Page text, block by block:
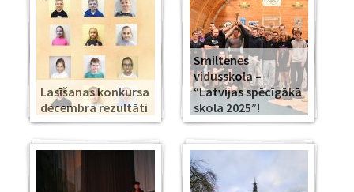
Lasīšanas konkursa
decembra rezultāti
Smiltenes
vidusskola –
“Latvijas spēcīgākā
skola 2025”!